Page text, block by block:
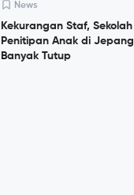
News
Kekurangan Staf, Sekolah
Penitipan Anak di Jepang
Banyak Tutup